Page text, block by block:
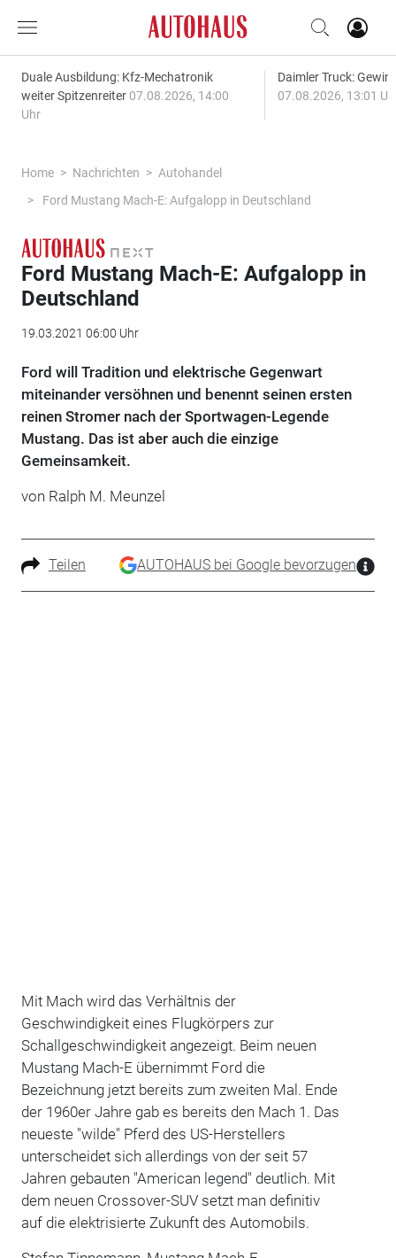
Duale Ausbildung: Kfz-Mechatronik
weiter Spitzenreiter 07.08.2026, 14:00
Uhr
Daimler Truck:
07.08.2026, 13:01
Home Nachrichten
Autohandel
Ford Mustang Mach-E: Aufgalopp in Deutschland
Ford Mustang Mach-E: Aufgalopp in
Deutschland
19.03.2021 06:00 Uhr
Ford will Tradition und elektrische Gegenwart
miteinander versöhnen und benennt seinen ersten
reinen Stromer nach der Sportwagen-Legende
Mustang. Das ist aber auch die einzige
Gemeinsamkeit.
von Ralph M. Meunzel
Teilen AUTOHAUS bei Google bevorzugen
Mit Mach wird das Verhältnis der
Geschwindigkeit eines Flugkörpers zur
Schallgeschwindigkeit angezeigt. Beim neuen
Mustang Mach-E übernimmt Ford die
Bezeichnung jetzt bereits zum zweiten Mal. Ende
der 1960er Jahre gab es bereits den Mach 1. Das
neueste "wilde" Pferd des US-Herstellers
unterscheidet sich allerdings von der seit 57
Jahren gebauten "American legend" deutlich. Mit
dem neuen Crossover-SUV setzt man definitiv
auf die elektrisierte Zukunft des Automobils.